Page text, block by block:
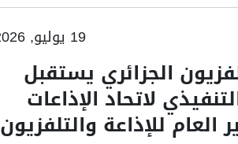
19 يوليو, 2026
الجزائري يستقبل
لاتحاد الإذاعات
العام للإذاعة والتلفزيون